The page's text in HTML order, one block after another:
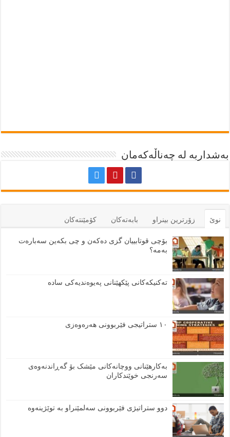
بەشداربە لە چەناڵەکەمان
نوێ زۆرترين بينراو بابەتەكان كۆمێنتەكان
بۆچی قوتابییان گزی دەکەن و چی بکەین سەبارەت
بەمە؟
تەکنیکەکانی پێکهێنانی پەیوەندیەکی سادە
١٠ ستراتیجی فێربوونی هەرەوەزی
بەکارهێنانی ووچانەکانی مێشک بۆ گەڕاندنەوەی
سەرنجی خوێندکاران
دوو ستراتیژی فێربوونی سەلمێنراو بە توێژینەوە